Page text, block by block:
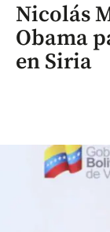
Nicolás
Obama
en Siria